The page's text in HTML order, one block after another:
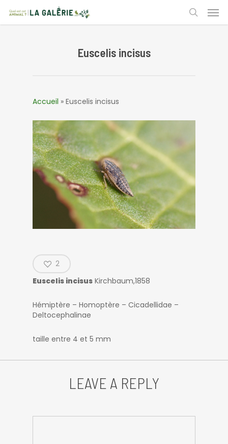
main
search
Euscelis incisus
Accueil » Euscelis incisus
2
Euscelis incisus Kirchbaum,1858
Hémiptère – Homoptère – Cicadellidae –
Deltocephalinae
taille entre 4 et 5 mm
LEAVE A REPLY